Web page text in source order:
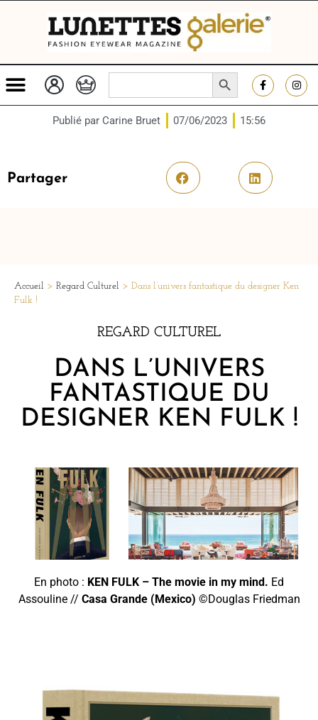
Search
SEARCH BUTTON
Publié par Carine Bruet 07/06/2023 15:56
Partager
Accueil > Regard Culturel > Dans l’univers fantastique du designer Ken
Fulk !
REGARD CULTUREL
DANS L’UNIVERS
FANTASTIQUE DU
DESIGNER KEN FULK !
En photo : KEN FULK – The movie in my mind. Ed
Assouline // Casa Grande (Mexico) ©Douglas Friedman